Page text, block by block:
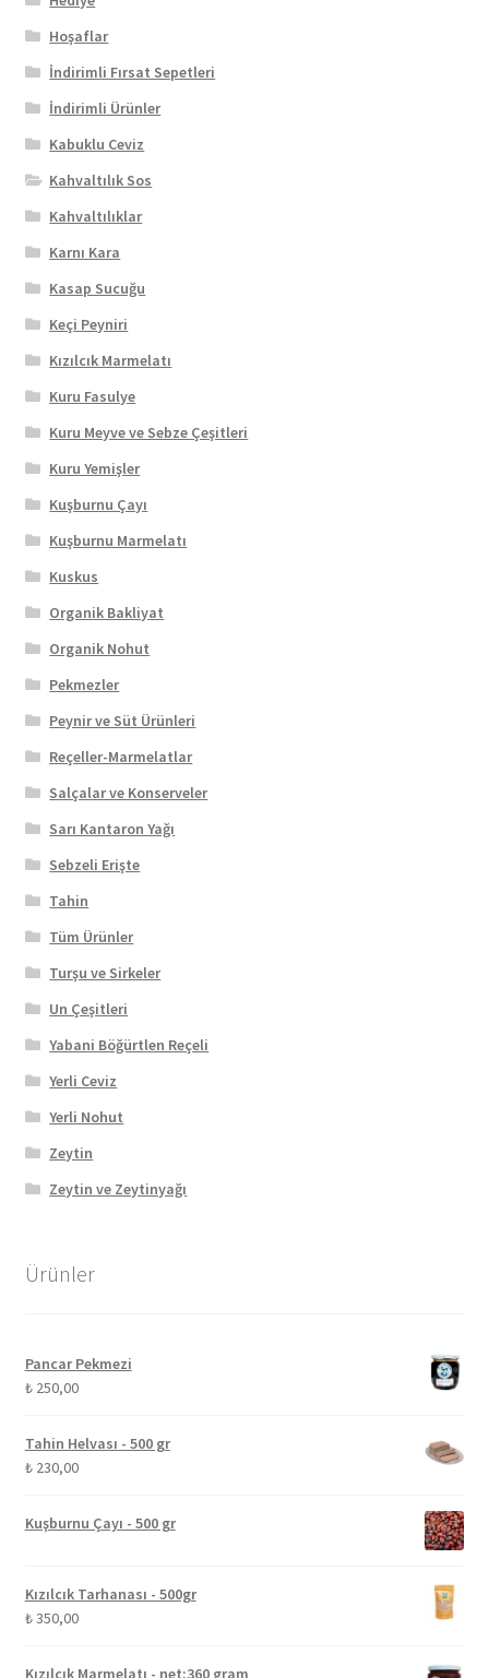
Hoşaflar
İndirimli Fırsat Sepetleri
İndirimli Ürünler
Kabuklu Ceviz
Kahvaltılık Sos
Kahvaltılıklar
Karnı Kara
Kasap Sucuğu
Keçi Peyniri
Kızılcık Marmelatı
Kuru Fasulye
Kuru Meyve ve Sebze Çeşitleri
Kuru Yemişler
Kuşburnu Çayı
Kuşburnu Marmelatı
Kuskus
Organik Bakliyat
Organik Nohut
Pekmezler
Peynir ve Süt Ürünleri
Reçeller-Marmelatlar
Salçalar ve Konserveler
Sarı Kantaron Yağı
Sebzeli Erişte
Tahin
Tüm Ürünler
Turşu ve Sirkeler
Un Çeşitleri
Yabani Böğürtlen Reçeli
Yerli Ceviz
Yerli Nohut
Zeytin
Zeytin ve Zeytinyağı
Ürünler
Pancar Pekmezi
₺250,00
Tahin Helvası - 500 gr
₺230,00
Kuşburnu Çayı - 500 gr
Kızılcık Tarhanası - 500gr
₺350,00
Kızılcık Marmelatı - net:360 gram